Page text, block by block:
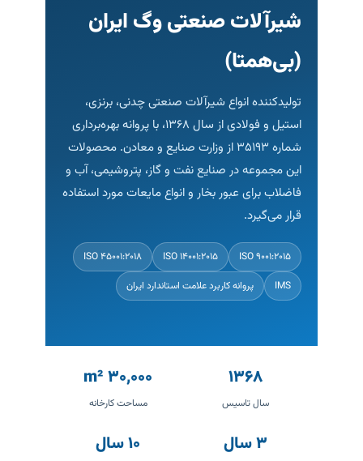
شیرآلات صنعتی وگ ایران
(بی‌همتا)
تولیدکننده انواع شیرآلات صنعتی چدنی، برنزی،
استیل و فولادی از سال ۱۳۶۸، با پروانه بهره‌برداری
شماره ۳۵۱۹۳ از وزارت صنایع و معادن. محصولات
این مجموعه در صنایع نفت و گاز، پتروشیمی، آب و
فاضلاب برای عبور بخار و انواع مایعات مورد استفاده
قرار می‌گیرد.
ISO 9001:2015
ISO 14001:2015
ISO 45001:2018
IMS
پروانه کاربرد علامت استاندارد ایران
۱۳۶۸
سال تاسیس
۳۰,۰۰۰ m²
مساحت کارخانه
۳ سال ۱۰ سال